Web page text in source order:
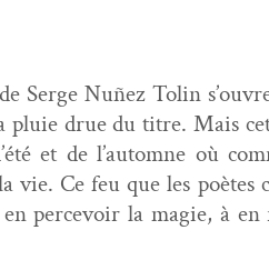
Serge Nuñez Tolin
pluie drue du titre. Mais
et de l’au­tomne où
vie. Ce feu que les
percevoir la magie, à